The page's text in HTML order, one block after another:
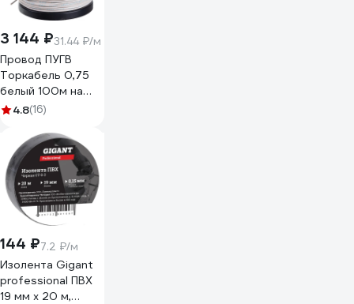
3 144 ₽31.44 ₽/м
Провод ПУГВ
Торкабель 0,75
белый 100м на
катушке
4.8(16)
144 ₽7.2 ₽/м
Изолента Gigant
professional ПВХ
19 мм х 20 м,